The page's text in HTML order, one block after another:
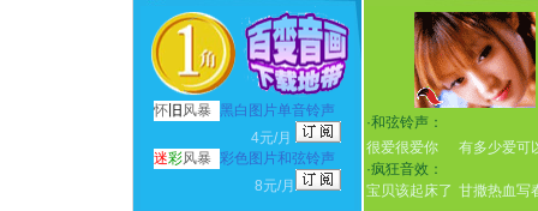
怀 旧 风暴
黑白图片单音铃声
4元/月
迷彩风暴 彩色图片和弦铃声
8元/月
·和弦铃声：
很爱很爱你
有多少爱可
·疯狂音效：
宝贝该起床了 甘撒热血写